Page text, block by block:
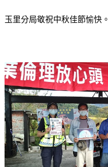
玉里分局敬祝中秋佳節愉快。